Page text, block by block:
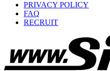
PRIVACY POLICY
FAQ
RECRUIT